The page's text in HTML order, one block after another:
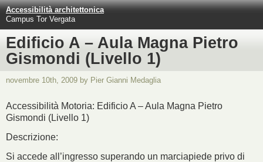
Accessibilità architettonica
Campus Tor Vergata
Edificio A – Aula Magna Pietro
Gismondi (Livello 1)
novembre 10th, 2009 by Pier Gianni Medaglia
Accessibilità Motoria: Edificio A – Aula Magna Pietro
Gismondi (Livello 1)
Descrizione:
Si accede all’ingresso superando un marciapiede privo di